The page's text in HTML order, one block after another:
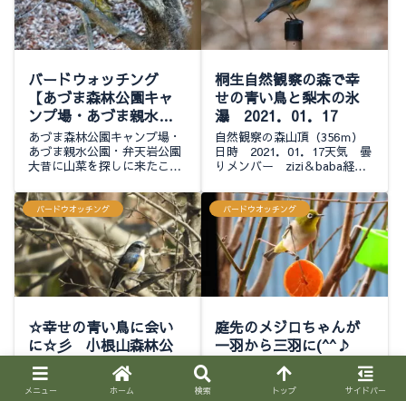
バードウォッチング
【あづま森林公園キャ
ンプ場・あづま親水公
園・弁天岩公園・利根
川河川敷】
2025/03/01
あづま森林公園キャンプ場・
あづま親水公園・弁天岩公園
大昔に山菜を探しに来たこと
ングにやって来ました可愛い
木馬です声はするものの姿は
見えずマンサクが咲いてまし
たあまり取れ高は無...
桐生自然観察の森で幸
せの青い鳥と梨木の氷
瀑 2021．01．17
自然観察の森山頂（356ｍ）
日時 2021．01．17天気 曇
りメンバー zizi＆baba経過
離：3.8㎞ 累積標高：⤴174
ｍ⤵165ｍおはようございま
す！70台程駐めら...
バードウオッチング
☆幸せの青い鳥に会い
に☆彡 小根山森林公
園散歩
今回も鳥撮狙いの散歩ですブ
バードウオッチング
庭先のメジロちゃんが
一羽から三羽に(^^♪
いらっしゃいませ昨日まで一
羽だったメジロちゃんが今日
は三羽になりましたここが気
メニュー ホーム 検索 トップ サイドバー